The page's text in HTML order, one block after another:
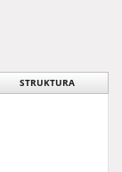
STRUKTURA